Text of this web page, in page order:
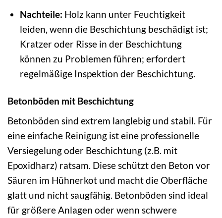
Nachteile: Holz kann unter Feuchtigkeit
leiden, wenn die Beschichtung beschädigt ist;
Kratzer oder Risse in der Beschichtung
können zu Problemen führen; erfordert
regelmäßige Inspektion der Beschichtung.
Betonböden mit Beschichtung
Betonböden sind extrem langlebig und stabil. Für
eine einfache Reinigung ist eine professionelle
Versiegelung oder Beschichtung (z.B. mit
Epoxidharz) ratsam. Diese schützt den Beton vor
Säuren im Hühnerkot und macht die Oberfläche
glatt und nicht saugfähig. Betonböden sind ideal
für größere Anlagen oder wenn schwere